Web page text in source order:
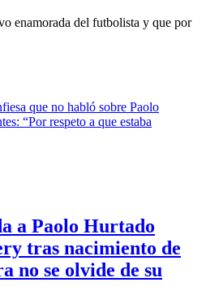
enamorada del futbolista y que por
a Paolo Hurtado
tras nacimiento de
no se olvide de su